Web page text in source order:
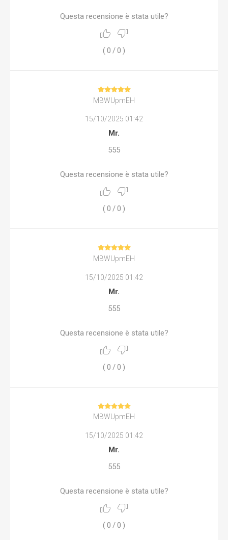
Questa recensione è stata utile?
(0 /0 )
MBWUpmEH
15/10/2025 01:42
Mr.
555
Questa recensione è stata utile?
( 0 /0 )
MBWUpmEH
15/10/2025 01:42
Mr.
555
Questa recensione è stata utile?
(0 /0 )
MBWUpmEH
15/10/2025 01:42
Mr.
555
Questa recensione è stata utile?
(0 /0 )